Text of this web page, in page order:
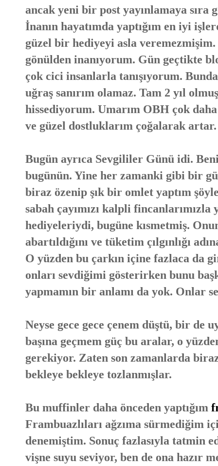
ancak yeni bir post yayınlamaya sıra
İnanın hayatımda yaptığım en iyi
güzel bir hediyeyi asla
gönülden inanıyorum. Gün geçtikte
çok cici insanlarla tanışıyorum.
uğraş sanırım olamaz. Tam 2 yıl
hissediyorum. Umarım OBH çok
ve güzel dostluklarım çoğalarak artar.
Bugün ayrıca Sevgililer Günü idi.
bugünün. Yine her zamanki gibi bir
biraz özenip şık bir omlet yaptım
sabah çayımızı kalpli
hediyeleriydi, bugüne kısmetmiş.
abartıldığını ve tüketim çılgınlığı
O yüzden bu çarkın içine fazlaca da
onları sevdiğimi gösterirken bunu
yapmamın bir anlamı da yok. Onlar
Neyse gece gece çenem düştü, bir de
başına geçmem güç bu aralar, o
gerekiyor. Zaten son zamanlarda
bekleye bekleye tozlanmışlar.
Bu muffinler daha önceden yaptığım
Frambuazlıları ağzıma sürmediğim
denemiştim. Sonuç fazlasıyla tatmin
vişne suyu seviyor, ben de ona hazır